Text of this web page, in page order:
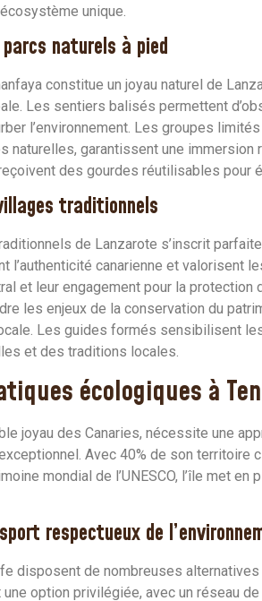
unique.
naturels à pied
constitue un joyau naturel de
Les sentiers balisés permettent
l’environnement. Les groupes
naturelles, garantissent une immersion
des gourdes réutilisables pour
traditionnels
de Lanzarote s’inscrit
l’authenticité canarienne et valorisent
et leur engagement pour la protection
les enjeux de la conservation du
Les guides formés sensibilisent
et des traditions locales.
écologiques à
joyau des Canaries, nécessite une
Avec 40% de son
mondial de l’UNESCO, l’île met
respectueux de
disposent de nombreuses
option privilégiée, avec un réseau